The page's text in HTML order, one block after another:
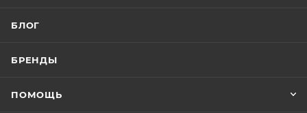
БЛОГ
БРЕНДЫ
ПОМОЩЬ